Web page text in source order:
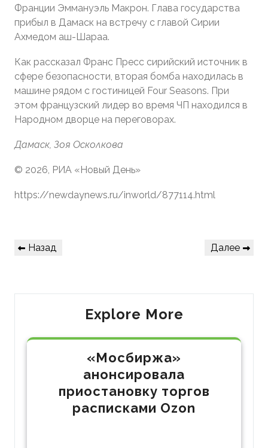
Франции Эммануэль Макрон. Глава государства
прибыл в Дамаск на встречу с главой Сирии
Ахмедом аш-Шараа.
Как рассказал Франс Пресс сирийский источник в
сфере безопасности, вторая бомба находилась в
машине рядом с гостиницей Four Seasons. При
этом французский лидер во время ЧП находился в
Народном дворце на переговорах.
Дамаск, Зоя Осколкова
© 2026, РИА «Новый День»
https://newdaynews.ru/inworld/877114.html
Навигация
Предыдущая
Назад
Следующая
Далее
Explore More
«Мосбиржа»
анонсировала
приостановку торгов
расписками Ozon